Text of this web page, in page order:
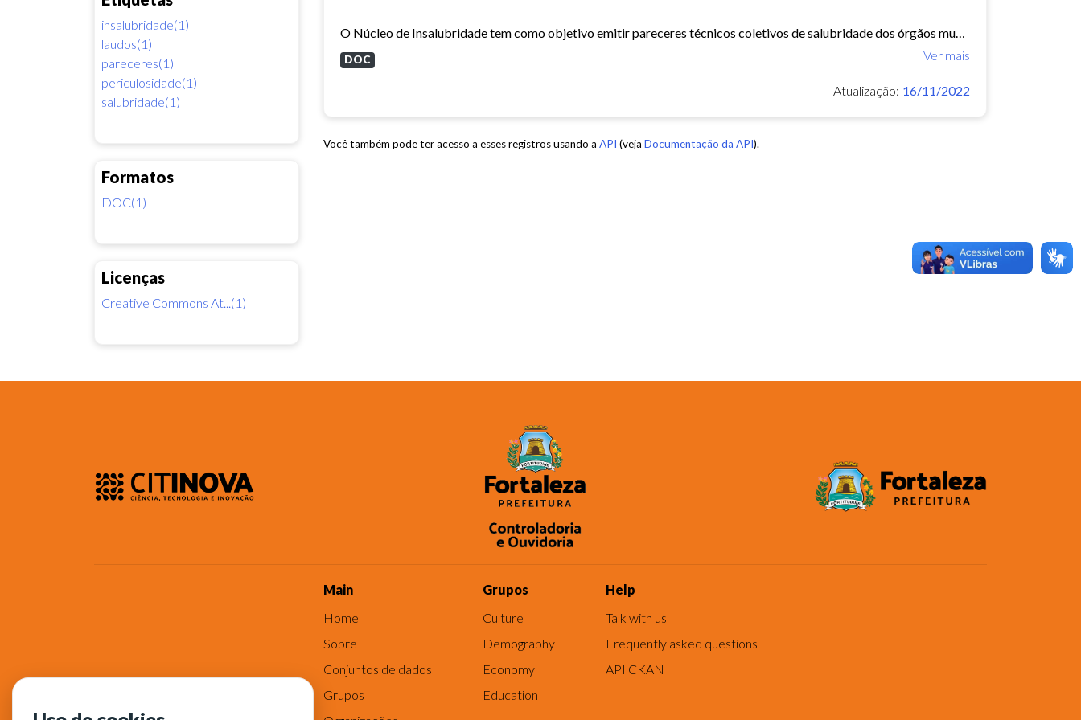
insalubridade(1)
laudos(1)
pareceres(1)
periculosidade(1)
salubridade(1)
Formatos
DOC(1)
Licenças
Creative Commons At...(1)
O Núcleo de Insalubridade tem como objetivo emitir pareceres técnicos coletivos de salubridade dos órgãos municipais e pareceres técnicos individuais dos servidores que postulem...
Ver mais
DOC
Atualização: 16/11/2022
Você também pode ter acesso a esses registros usando a API (veja Documentação da API).
Main
Home
Sobre
Conjuntos de dados
Grupos
Grupos
Culture
Demography
Economy
Education
Help
Talk with us
Frequently asked questions
API CKAN